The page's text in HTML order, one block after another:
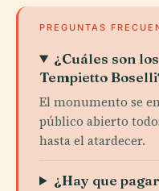
PREGUNTAS
¿Cuáles son
Tempietto
El monumento se
público abierto
hasta el atardecer.
¿Hay que